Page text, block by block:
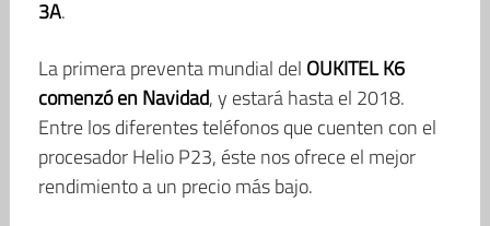
3A.
La primera preventa mundial del OUKITEL K6
comenzó en Navidad, y estará hasta el 2018.
Entre los diferentes teléfonos que cuenten con el
procesador Helio P23, éste nos ofrece el mejor
rendimiento a un precio más bajo.